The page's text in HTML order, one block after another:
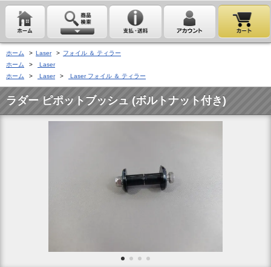
ホーム > Laser > フォイル ＆ ティラー
ホーム
>
Laser
ホーム
> Laser > Laser フォイル ＆ ティラー
ラダー ピポットブッシュ (ボルトナット付き)